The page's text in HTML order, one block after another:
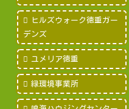
ヒルズウォーク徳重ガー
デンズ
ユメリア徳重
緑環境事業所